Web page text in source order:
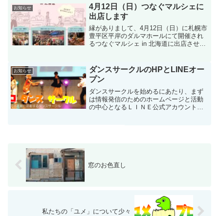
私たちがどうするべきか語りかけてくれ
ているよ...
お知らせ
4月12日（日）つなぐマルシェに
出店します
縁がありまして、4月12日（日）に札幌市
豊平区平岸のダルマホールにて開催され
るつなぐマルシェ in 北海道に出店させて
で・・・試験的に「私」を出品します！
（笑）いちおう...
お知らせ
ダンスサークルのHPとLINEオー
プン
ダンスサークルを始めるにあたり、まず
は情報発信のためのホームページと活動
の中心となるＬＩＮＥ公式アカウントを
窓のお色直し
私たちの「ユメ」について少々